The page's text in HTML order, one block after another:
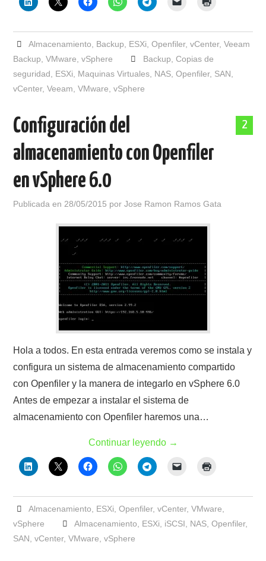
Almacenamiento Backup ESXi Openfiler, vCenter, Veeam
Backup ,VMware ,vSphere Backup Copias de
seguridad
ESXi Maquinas Virtuales NAS ,Openfiler, SAN
vCenter,Veeam ,VMware ,vSphere
2
Configuración del
almacenamiento con Openfiler
en vSphere 6.0
Publicada en 28/05/2015 porJose Ramon Ramos Gata
Hola a todos. En esta entrada veremos como se instala y
configura un sistema de almacenamiento compartido
con Openfiler y la manera de integarlo en vSphere 6.0
Antes de empezar a instalar el sistema de
almacenamiento con Openfiler haremos una…
Continuar leyendo →
Almacenamiento ESXi Openfiler, vCenter, VMware
vSphere
Almacenamiento ESXi iSCSI NAS, Openfiler,
SAN ,vCenter,VMware ,vSphere